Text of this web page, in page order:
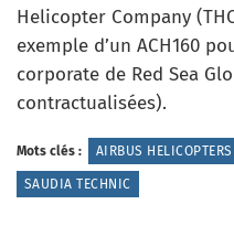
Helicopter Company
exemple d’un ACH160
corporate de Red Sea
contractualisées).
Mots clés : AIRBUS HELICOPTERS
SAUDIA TECHNIC